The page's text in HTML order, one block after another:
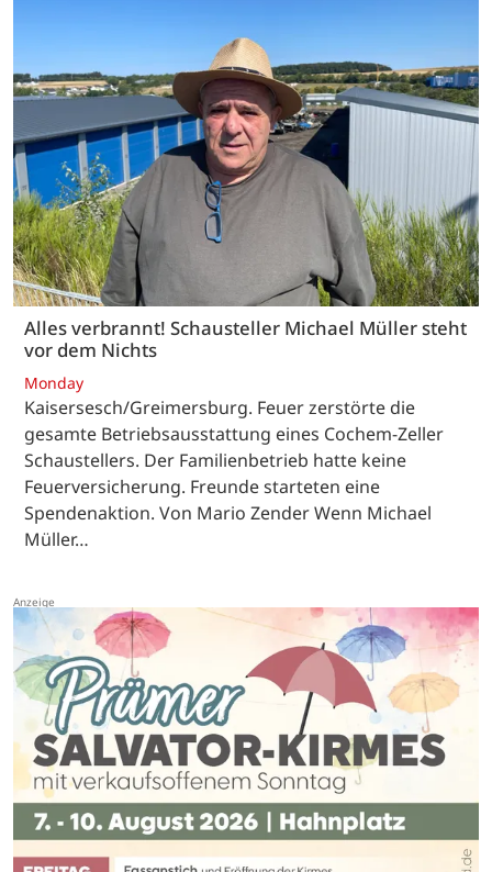
Alles verbrannt! Schausteller Michael Müller steht
vor dem Nichts
Monday
Kaisersesch/Greimersburg. Feuer zerstörte die
gesamte Betriebsausstattung eines Cochem-Zeller
Schaustellers. Der Familienbetrieb hatte keine
Feuerversicherung. Freunde starteten eine
Spendenaktion. Von Mario Zender Wenn Michael
Müller…